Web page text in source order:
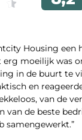
Housing een
moeilijk was
in de buurt te
en
van de
van de beste
samengewerkt.”